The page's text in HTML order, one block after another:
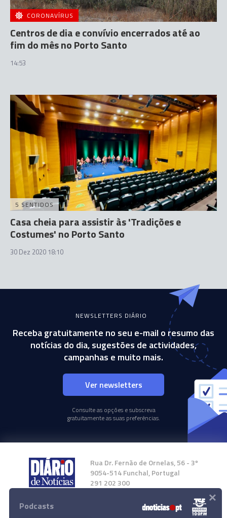
CORONAVÍRUS
Centros de dia e convívio encerrados até ao
fim do mês no Porto Santo
14:53
5 SENTIDOS
Casa cheia para assistir às 'Tradições e
Costumes' no Porto Santo
30 Dez 2020 18:10
NEWSLETTERS DIÁRIO
Receba gratuitamente no seu e-mail o resumo das
notícias do dia, sugestões de actividades,
campanhas e muito mais.
Ver newsletters
Consulte as opções e subscreva
gratuitamente as suas preferências.
Rua Dr. Fernão de Ornelas, 56 - 3º
9054-514 Funchal, Portugal
291 202 300
Instale a nossa App
Podcasts ×